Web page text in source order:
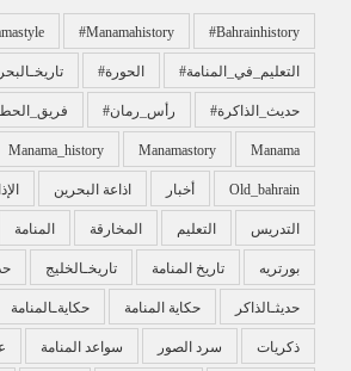
#bahrainhistory
#manamahistory
#التعليم_في_المنامة #الحورة
#حديث_الذاكرة #رأس_رمان
Manama
Manamastory
Manama_history
Old_bahrain أخبار اذاعة البحرين
التدريس التعليم المخارقة المنامة
بورتريه تاريخ المنامة تاريخـالخليج
حديثـالذاكر حكاية المنامة حكايةـالمنامة
ذكريات سرد الصور سواعد المنامة